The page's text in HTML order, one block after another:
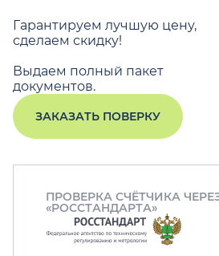
Гарантируем лучшую цену,
сделаем скидку!
Выдаем полный пакет
документов.
ЗАКАЗАТЬ ПОВЕРКУ
ПРОВЕРКА СЧЁТЧИКА
«РОССТАНДАРТА»